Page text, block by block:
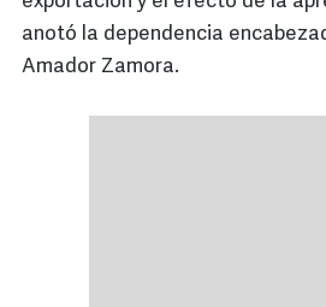
anotó la dependencia
Amador Zamora.